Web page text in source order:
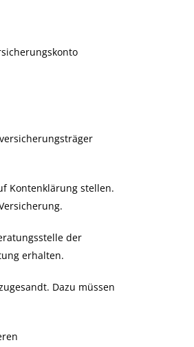
Kontenklärung stellen.
der
erhalten.
Dazu müssen